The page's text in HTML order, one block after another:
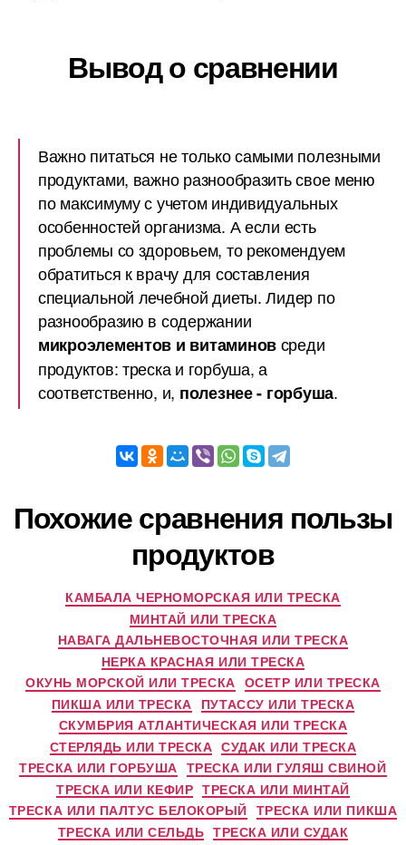
Вывод о сравнении
Важно питаться не только самыми полезными
продуктами, важно разнообразить свое меню
по максимуму с учетом индивидуальных
особенностей организма. А если есть
проблемы со здоровьем, то рекомендуем
обратиться к врачу для составления
специальной лечебной диеты. Лидер по
разнообразию в содержании
микроэлементов и витаминовсреди
продуктов: треска и горбуша, а
соответственно, и, полезнее - горбуша.
Похожие сравнения пользы
продуктов
КАМБАЛА ЧЕРНОМОРСКАЯ ИЛИ ТРЕСКА
МИНТАЙ ИЛИ ТРЕСКА
НАВАГА ДАЛЬНЕВОСТОЧНАЯ ИЛИ ТРЕСКА
НЕРКА КРАСНАЯ ИЛИ ТРЕСКА
ОКУНЬ МОРСКОЙ ИЛИ ТРЕСКА ОСЕТР ИЛИ ТРЕСКА
ПИКША ИЛИ ТРЕСКА ПУТАССУ ИЛИ ТРЕСКА
СКУМБРИЯ АТЛАНТИЧЕСКАЯ ИЛИ ТРЕСКА
СТЕРЛЯДЬ ИЛИ ТРЕСКА СУДАК ИЛИ ТРЕСКА
ТРЕСКА ИЛИ ГОРБУША ТРЕСКА ИЛИ ГУЛЯШ СВИНОЙ
ТРЕСКА ИЛИ КЕФИР ТРЕСКА ИЛИ МИНТАЙ
ТРЕСКА ИЛИ ПАЛТУС БЕЛОКОРЫЙ ТРЕСКА ИЛИ ПИКША
ТРЕСКА ИЛИ СЕЛЬДЬ ТРЕСКА ИЛИ СУДАК